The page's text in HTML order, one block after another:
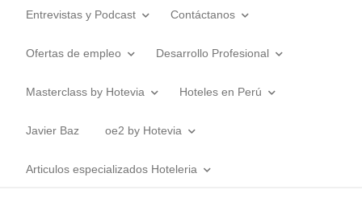
Entrevistas y Podcast Contáctanos
Ofertas de empleo Desarrollo Profesional
Masterclass by Hotevia Hoteles en Perú
Javier Baz oe2 by Hotevia
Articulos especializados Hoteleria